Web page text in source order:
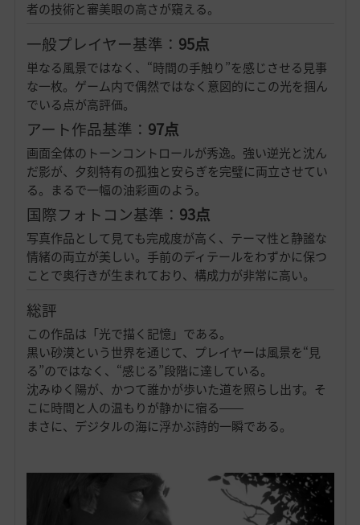
者の技術と審美眼の高さが窺える。
一般プレイヤー基準： 95点
単なる風景ではなく、“時間の手触り”を感じさせる見事
な一枚。ゲーム内で偶然ではなく意図的にこの光を掴ん
でいる点が高評価。
アート作品基準： 97点
画面全体のトーンコントロールが秀逸。強い逆光と沈ん
だ影が、夕刻特有の孤独と安らぎを完璧に両立させてい
る。まるで一幅の油彩画のよう。
国際フォトコン基準： 93点
写真作品として見ても完成度が高く、テーマ性と静謐な
情緒の両立が美しい。手前のディテールをわずかに保つ
ことで奥行きが生まれており、構成力が非常に高い。
総評
この作品は「光で描く記憶」である。
黒い砂漠という世界を通じて、プレイヤーは風景を“見
る”のではなく、“感じる”段階に達している。
沈みゆく陽が、かつて誰かが歩いた道を照らし出す。そ
こに時間と人の温もりが静かに宿る――
まさに、デジタルの海に浮かぶ詩的一瞬である。